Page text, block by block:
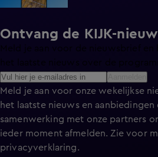
Ontvang de KIJK-
Meld je aan voor de nieuwsbrief
Meld je aan voor onze wekelijkse
het laatste nieuws en
samenwerking met onze partners
ieder moment afmelden. Zie voor
privacyverklaring.